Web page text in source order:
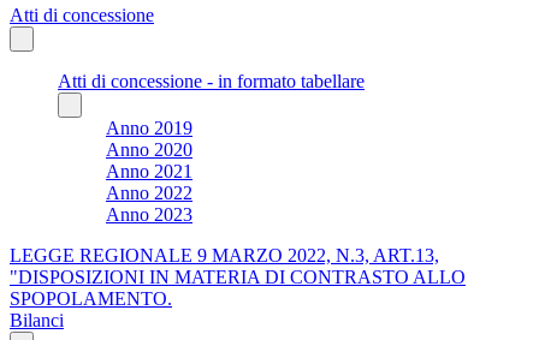
Atti di concessione
Atti di concessione - in formato tabellare
Anno 2019
Anno 2020
Anno 2021
Anno 2022
Anno 2023
LEGGE REGIONALE 9 MARZO 2022, N.3, ART.13,
"DISPOSIZIONI IN MATERIA DI CONTRASTO ALLO
SPOPOLAMENTO.
Bilanci